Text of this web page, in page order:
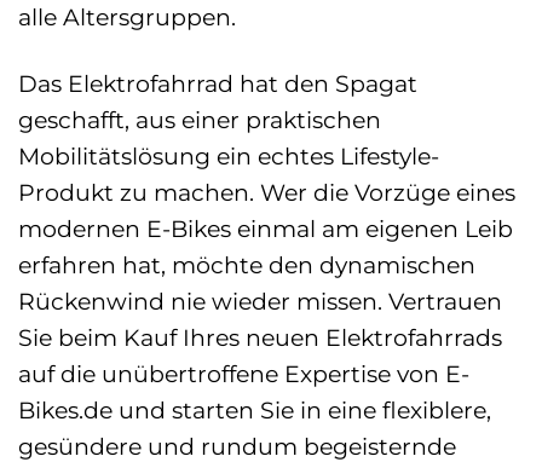
alle Altersgruppen.
Das Elektrofahrrad hat den Spagat
geschafft, aus einer praktischen
Mobilitätslösung ein echtes Lifestyle-
Produkt zu machen. Wer die Vorzüge eines
modernen E-Bikes einmal am eigenen Leib
erfahren hat, möchte den dynamischen
Rückenwind nie wieder missen. Vertrauen
Sie beim Kauf Ihres neuen Elektrofahrrads
auf die unübertroffene Expertise von E-
Bikes.de und starten Sie in eine flexiblere,
gesündere und rundum begeisternde